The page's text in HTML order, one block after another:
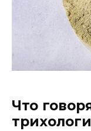
Что
трихологи